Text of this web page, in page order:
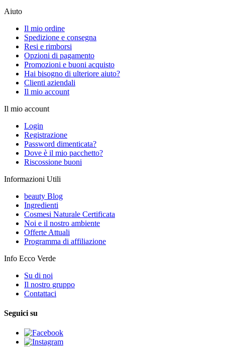
Aiuto
Il mio ordine
Spedizione e consegna
Resi e rimborsi
Opzioni di pagamento
Promozioni e buoni acquisto
Hai bisogno di ulteriore aiuto?
Clienti aziendali
Il mio account
Il mio account
Login
Registrazione
Password dimenticata?
Dove è il mio pacchetto?
Riscossione buoni
Informazioni Utili
beauty Blog
Ingredienti
Cosmesi Naturale Certificata
Noi e il nostro ambiente
Offerte Attuali
Programma di affiliazione
Info Ecco Verde
Su di noi
Il nostro gruppo
Contattaci
Seguici su